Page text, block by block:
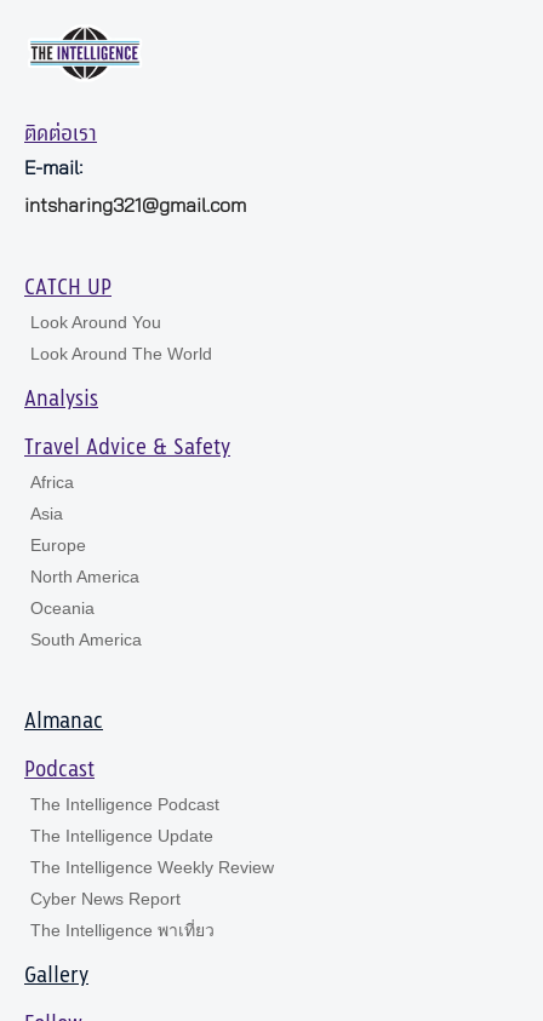
ติดต่อเรา
E-mail:
intsharing321@gmail.com
CATCH UP
Look Around You
Look Around The World
Analysis
Travel Advice & Safety
Africa
Asia
Europe
North America
Oceania
South America
Almanac
Podcast
The Intelligence Podcast
The Intelligence Update
The Intelligence Weekly Review
Cyber News Report
The Intelligence พาเที่ยว
Gallery